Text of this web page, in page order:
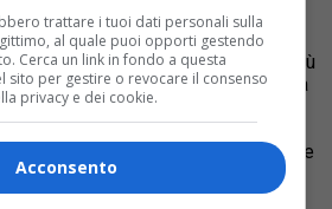
dello Sviluppo tra i dirigenti di
lo stesso ministero si fa sempre più
lavoratori di Seat Pagine Gialle a
di cui molti in Piemonte. In un
“Al termine di un lungo
raggiungere un accordo tra le
proposta formulata dal MiSE non
organizzazioni sindacali.
trattare i tuoi dati personali sulla
al quale puoi opporti gestendo
Cerca un link in fondo a questa
sito per gestire o revocare il consenso
privacy e dei cookie.
Acconsento